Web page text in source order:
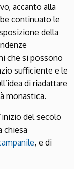
accanto alla
continuato le
della
che si possono
sufficiente e le
di riadattare
monastica.
del secolo
chiesa
, e di